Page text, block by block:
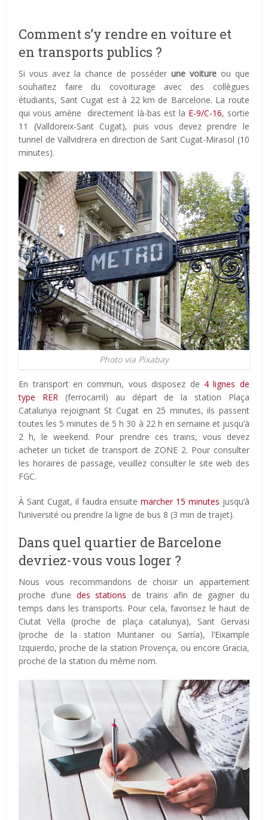
Comment s’y rendre en voiture et
en transports publics ?
Si vous avez la chance de posséder une voitureou que
souhaitez faire du covoiturage avec des collègues
étudiants, Sant Cugat est à 22 km de Barcelone. La route
qui vous amène directement là-bas est la E-9/C-16, sortie
11 (Valldoreix-Sant Cugat), puis vous devez prendre le
tunnel de Vallvidrera en direction de Sant Cugat-Mirasol (10
minutes).
Photo via Pixabay
En transport en commun, vous disposez de 4 lignes de
type RER (ferrocarril) au départ de la station Plaça
Catalunya rejoignant St Cugat en 25 minutes, ils passent
toutes les 5 minutes de 5 h 30 à 22 h en semaine et jusqu’à
2 h, le weekend. Pour prendre ces trains, vous devez
acheter un ticket de transport de ZONE 2. Pour consulter
les horaires de passage, veuillez consulter le site web des
FGC.
À Sant Cugat, il faudra ensuitemarcher 15 minutes jusqu’à
l’université ou prendre la ligne de bus 8 (3 min de trajet).
Dans quel quartier de Barcelone
devriez-vous vous loger ?
Nous vous recommandons de choisir un appartement
proche d’une des stations de trains afin de gagner du
temps dans les transports. Pour cela, favorisez le haut de
Ciutat Vella (proche de plaça catalunya), Sant Gervasi
(proche de la station Muntaner ou Sarría), l’Eixample
Izquierdo, proche de la station Provença, ou encore Gracia,
proche de la station du même nom.